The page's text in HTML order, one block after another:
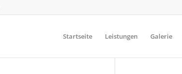
Startseite Leistungen Galerie